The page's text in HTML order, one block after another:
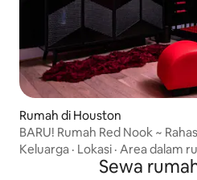
Rumah di Houston
BARU! Rumah Red Nook ~
Keluarga · Lokasi · Area dalam
Sewa